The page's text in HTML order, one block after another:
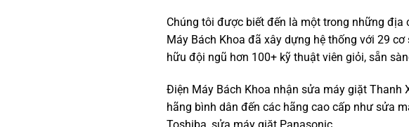
Chúng tôi được biết đến là một trong những địa
Máy Bách Khoa đã xây dựng hệ thống với 29
hữu đội ngũ hơn 100+ kỹ thuật viên giỏi, sẵn
Điện Máy Bách Khoa nhận sửa máy giặt
hãng bình dân đến các hãng cao cấp như sửa